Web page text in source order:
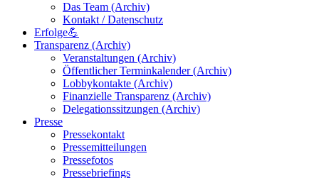
Das Team (Archiv)
Kontakt / Datenschutz
Erfolge💪
Transparenz (Archiv)
Veranstaltungen (Archiv)
Öffentlicher Terminkalender (Archiv)
Lobbykontakte (Archiv)
Finanzielle Transparenz (Archiv)
Delegationssitzungen (Archiv)
Presse
Pressekontakt
Pressemitteilungen
Pressefotos
Pressebriefings